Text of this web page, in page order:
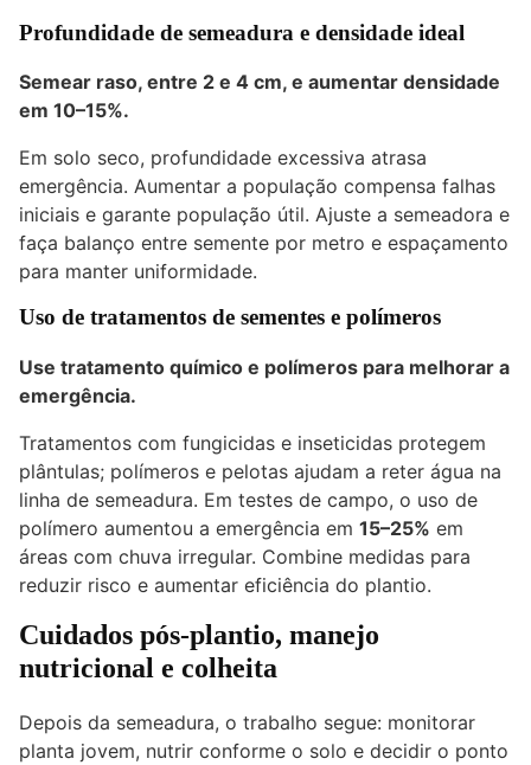
Profundidade de semeadura e densidade ideal
Semear raso, entre 2 e 4 cm, e aumentar densidade
em 10–15%.
Em solo seco, profundidade excessiva atrasa
emergência. Aumentar a população compensa falhas
iniciais e garante população útil. Ajuste a semeadora e
faça balanço entre semente por metro e espaçamento
para manter uniformidade.
Uso de tratamentos de sementes e polímeros
Use tratamento químico e polímeros para melhorar a
emergência.
Tratamentos com fungicidas e inseticidas protegem
plântulas; polímeros e pelotas ajudam a reter água na
linha de semeadura. Em testes de campo, o uso de
polímero aumentou a emergência em 15–25% em
áreas com chuva irregular. Combine medidas para
reduzir risco e aumentar eficiência do plantio.
Cuidados pós-plantio, manejo
nutricional e colheita
Depois da semeadura, o trabalho segue: monitorar
planta jovem, nutrir conforme o solo e decidir o ponto